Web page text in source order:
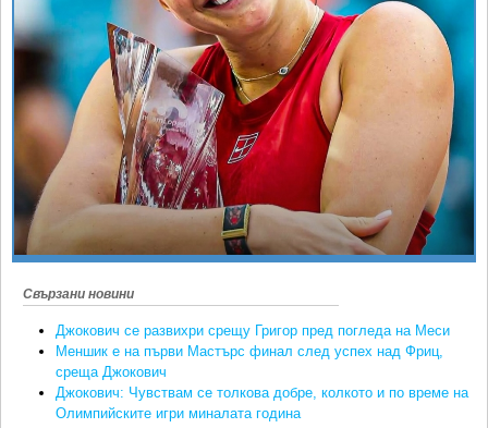
SOFIA OPEN
КЛУБОВЕ
БЛОГ
ВИДЕО
ЖЪЛТО
РАКЕТНИ
Спорт&Фитнес
Други
Любители
Свързани новини
Джокович се развихри срещу Григор пред погледа на Меси
Меншик е на първи Мастърс финал след успех над Фриц,
среща Джокович
Джокович: Чувствам се толкова добре, колкото и по време на
Олимпийските игри миналата година